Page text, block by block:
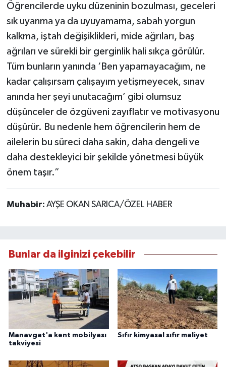
Öğrencilerde uyku düzeninin bozulması, geceleri
sık uyanma ya da uyuyamama, sabah yorgun
kalkma, iştah değişiklikleri, mide ağrıları, baş
ağrıları ve sürekli bir gerginlik hali sıkça görülür.
Tüm bunların yanında ‘Ben yapamayacağım, ne
kadar çalışırsam çalışayım yetişmeyecek, sınav
anında her şeyi unutacağım’ gibi olumsuz
düşünceler de özgüveni zayıflatır ve motivasyonu
düşürür. Bu nedenle hem öğrencilerin hem de
ailelerin bu süreci daha sakin, daha dengeli ve
daha destekleyici bir şekilde yönetmesi büyük
önem taşır.”
Muhabir: AYŞE OKAN SARICA/ÖZEL HABER
Bunlar da ilginizi çekebilir
Manavgat'a kent mobilyası
takviyesi
Sıfır kimyasal sıfır maliyet